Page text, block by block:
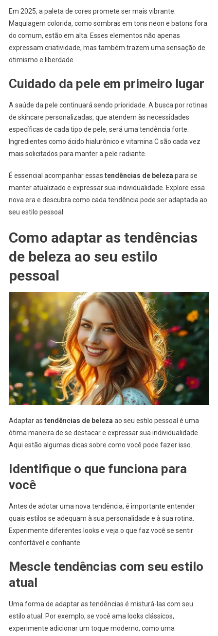
Em 2025, a paleta de cores promete ser mais vibrante.
Maquiagem colorida, como sombras em tons neon e batons fora
do comum, estão em alta. Esses elementos não apenas
expressam criatividade, mas também trazem uma sensação de
otimismo e liberdade.
Cuidado da pele em primeiro lugar
A saúde da pele continuará sendo prioridade. A busca por rotinas
de skincare personalizadas, que atendem às necessidades
específicas de cada tipo de pele, será uma tendência forte.
Ingredientes como ácido hialurônico e vitamina C são cada vez
mais solicitados para manter a pele radiante.
É essencial acompanhar essas tendências de beleza para se
manter atualizado e expressar sua individualidade. Explore essa
nova era e descubra como cada tendência pode ser adaptada ao
seu estilo pessoal.
Como adaptar as tendências
de beleza ao seu estilo
pessoal
Adaptar as tendências de beleza ao seu estilo pessoal é uma
ótima maneira de se destacar e expressar sua individualidade.
Aqui estão algumas dicas sobre como você pode fazer isso.
Identifique o que funciona para
você
Antes de adotar uma nova tendência, é importante entender
quais estilos se adequam à sua personalidade e à sua rotina.
Experimente diferentes looks e veja o que faz você se sentir
confortável e confiante.
Mescle tendências com seu estilo
atual
Uma forma de adaptar as tendências é misturá-las com seu
estilo atual. Por exemplo, se você ama looks clássicos,
experimente adicionar um toque moderno, como uma